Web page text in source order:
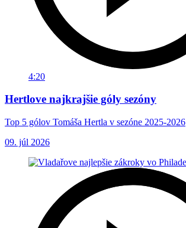
4:20
Hertlove najkrajšie góly sezóny
Top 5 gólov Tomáša Hertla v sezóne 2025-2026
09. júl 2026